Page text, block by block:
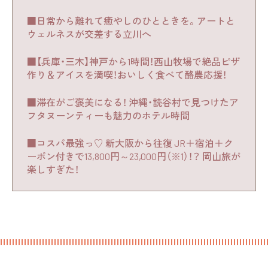
■日常から離れて癒やしのひとときを。アートと
ウェルネスが交差する立川へ
■【兵庫・三木】神戸から1時間！西山牧場で絶品ピザ
作り＆アイスを満喫！おいしく食べて酪農応援！
■滞在がご褒美になる！ 沖縄・読谷村で見つけたア
フタヌーンティーも魅力のホテル時間
■コスパ最強っ♡ 新大阪から往復 JR＋宿泊＋ク
ーポン付きで13,800円～23,000円（※1）！？ 岡山旅が
楽しすぎた！